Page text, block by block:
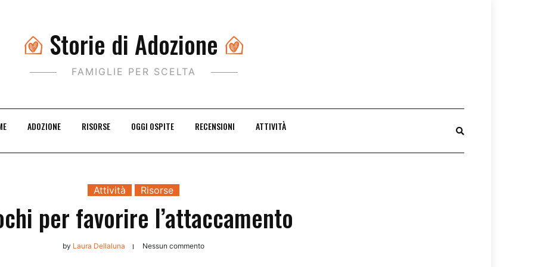
Storie di Adozione
FAMIGLIE PER SCELTA
ADOZIONE RISORSE OGGI OSPITE RECENSIONI ATTIVITÀ
Attività Risorse
per favorire l’attaccamento
by Laura Dellaluna Nessun commento